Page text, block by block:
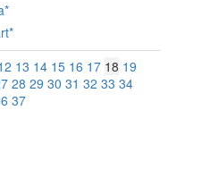
13 14 15 16 17 18 19
28 29 30 31 32 33 34
37